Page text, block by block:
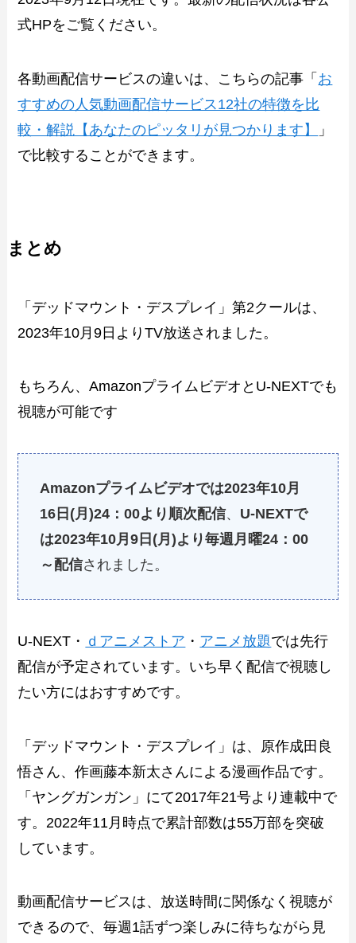
式HPをご覧ください。
各動画配信サービスの違いは、こちらの記事「 お
すすめの人気動画配信サービス12社の特徴を比
較・解説【あなたのピッタリが見つかります】
」
で比較することができます。
まとめ
「デッドマウント・デスプレイ」第2クールは、
2023年10月9日よりTV放送されました。
もちろん、AmazonプライムビデオとU-NEXTでも
視聴が可能です
Amazonプライムビデオでは2023年10月
16日(月)24：00より順次配信、 U-NEXTで
は2023年10月9日(月)より毎週月曜24：00
～配信されました。
U-NEXT・ ｄアニメストア ・ アニメ放題では先行
配信が予定されています。いち早く配信で視聴し
たい方にはおすすめです。
「デッドマウント・デスプレイ」は、原作成田良
悟さん、作画藤本新太さんによる漫画作品です。
「ヤングガンガン」にて2017年21号より連載中で
す。2022年11月時点で累計部数は55万部を突破
しています。
動画配信サービスは、放送時間に関係なく視聴が
できるので、毎週1話ずつ楽しみに待ちながら見